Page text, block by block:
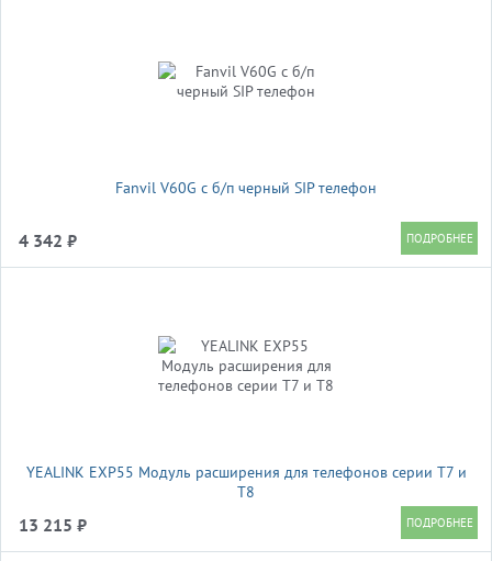
Fanvil V60G c б/п черный SIP телефон
4 342 ₽
YEALINK EXP55 Модуль расширения для телефонов серии Т7 и
T8
13 215 ₽